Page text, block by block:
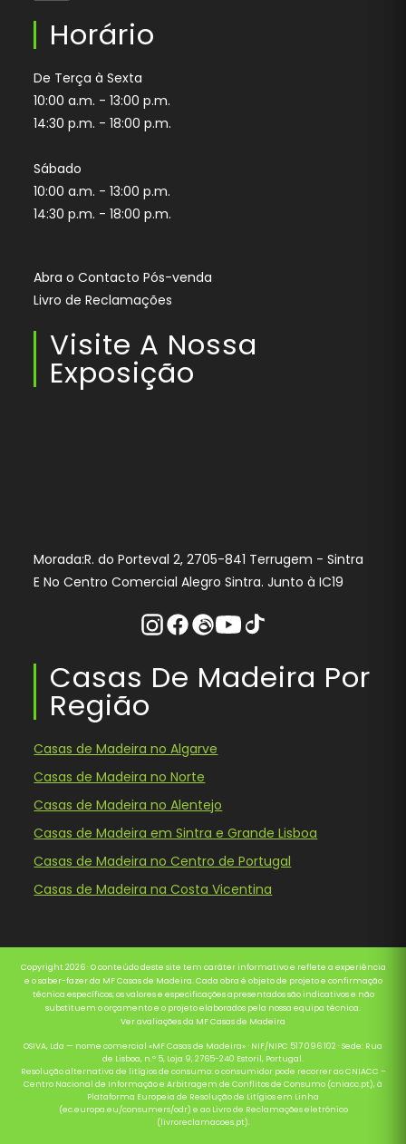
Horário
De Terça à Sexta
10:00 a.m. - 13:00 p.m.
14:30 p.m. - 18:00 p.m.
Sábado
10:00 a.m. - 13:00 p.m.
14:30 p.m. - 18:00 p.m.
Abra o Contacto Pós-venda
Livro de Reclamações
Visite A Nossa
Exposição
Morada:R. do Porteval 2, 2705-841 Terrugem - Sintra
E No Centro Comercial Alegro Sintra. Junto à IC19
Instagram
Facebook
ThreadsYoutube
Tiktok
Casas De Madeira Por
Região
Casas de Madeira no Algarve
Casas de Madeira no Norte
Casas de Madeira no Alentejo
Casas de Madeira em Sintra e Grande Lisboa
Casas de Madeira no Centro de Portugal
Casas de Madeira na Costa Vicentina
Copyright 2026 · O conteúdo deste site tem caráter informativo e reflete a experiência
e o saber-fazer da MF Casas de Madeira. Cada obra é objeto de projeto e confirmação
técnica específicos; os valores e especificações apresentados são indicativos e não
substituem o orçamento e o projeto elaborados pela nossa equipa técnica.
Ver avaliações da MF Casas de Madeira
OSIVA, Lda — nome comercial «MF Casas de Madeira» · NIF/NIPC 517 096 102 · Sede: Rua
de Lisboa, n.º 5, Loja 9, 2765-240 Estoril, Portugal.
Resolução alternativa de litígios de consumo: o consumidor pode recorrer ao CNIACC –
Centro Nacional de Informação e Arbitragem de Conflitos de Consumo (cniacc.pt), à
Plataforma Europeia de Resolução de Litígios em Linha
(ec.europa.eu/consumers/odr) e ao Livro de Reclamações eletrónico
(livroreclamacoes.pt).